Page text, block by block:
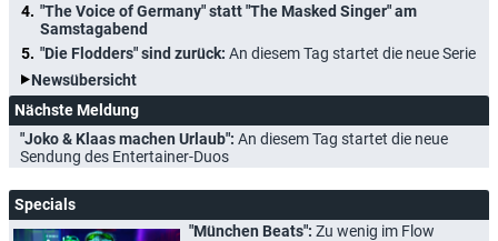
"The Voice of Germany" statt "The Masked Singer" am
Samstagabend
"Die Flodders" sind zurück: An diesem Tag startet die neue Serie
Newsübersicht
Nächste Meldung
"Joko & Klaas machen Urlaub": An diesem Tag startet die neue
Sendung des Entertainer-Duos
Specials
"München Beats": Zu wenig im Flow